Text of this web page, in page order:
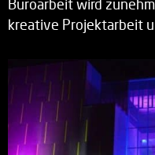
Büroarbeit wird
kreative Projektarbeit